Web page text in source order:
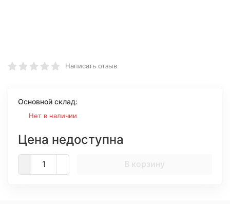
Написать отзыв
Основной склад:
Нет в наличии
Цена недоступна
В корзину